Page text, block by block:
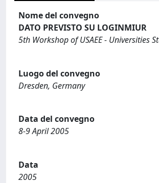
Nome del convegno
DATO PREVISTO SU LOGINMIUR
5th Workshop of USAEE - Universities
Luogo del convegno
Dresden, Germany
Data del convegno
8-9 April 2005
Data
2005